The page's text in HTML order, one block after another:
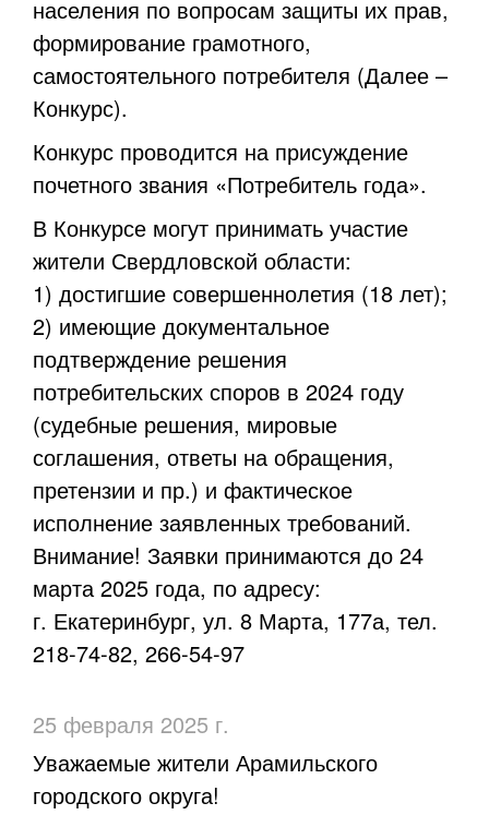
населения по вопросам защиты их прав,
формирование грамотного,
самостоятельного потребителя (Далее –
Конкурс).
Конкурс проводится на присуждение
почетного звания «Потребитель года».
В Конкурсе могут принимать участие
жители Свердловской области:
1) достигшие совершеннолетия (18 лет);
2) имеющие документальное
подтверждение решения
потребительских споров в 2024 году
(судебные решения, мировые
соглашения, ответы на обращения,
претензии и пр.) и фактическое
исполнение заявленных требований.
Внимание! Заявки принимаются до 24
марта 2025 года, по адресу:
г. Екатеринбург, ул. 8 Марта, 177а, тел.
218-74-82, 266-54-97
25 февраля 2025 г.
​Уважаемые жители Арамильского
городского округа!